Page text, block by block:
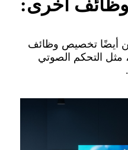
وظائف أخرى:
أيضًا تخصيص وظائف
مثل التحكم الصوتي